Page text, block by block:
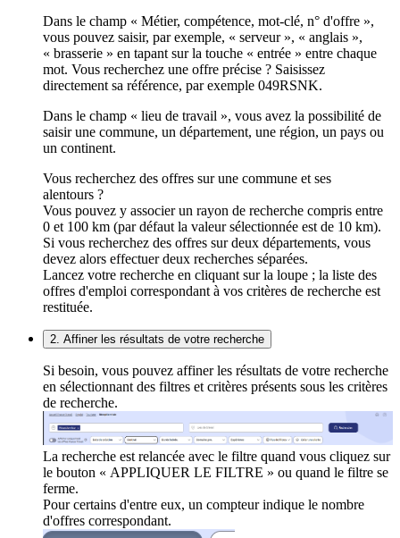
Dans le champ « Métier, compétence, mot-clé, n° d'offre »,
vous pouvez saisir, par exemple, « serveur », « anglais »,
« brasserie » en tapant sur la touche « entrée » entre chaque
mot. Vous recherchez une offre précise ? Saisissez
directement sa référence, par exemple 049RSNK.
Dans le champ « lieu de travail », vous avez la possibilité de
saisir une commune, un département, une région, un pays ou
un continent.
Vous recherchez des offres sur une commune et ses
alentours ?
Vous pouvez y associer un rayon de recherche compris entre
0 et 100 km (par défaut la valeur sélectionnée est de 10 km).
Si vous recherchez des offres sur deux départements, vous
devez alors effectuer deux recherches séparées.
Lancez votre recherche en cliquant sur la loupe ; la liste des
offres d'emploi correspondant à vos critères de recherche est
restituée.
2. Affiner les résultats de votre recherche
Si besoin, vous pouvez affiner les résultats de votre recherche
en sélectionnant des filtres et critères présents sous les critères
de recherche.
La recherche est relancée avec le filtre quand vous cliquez sur
le bouton « APPLIQUER LE FILTRE » ou quand le filtre se
ferme.
Pour certains d'entre eux, un compteur indique le nombre
d'offres correspondant.